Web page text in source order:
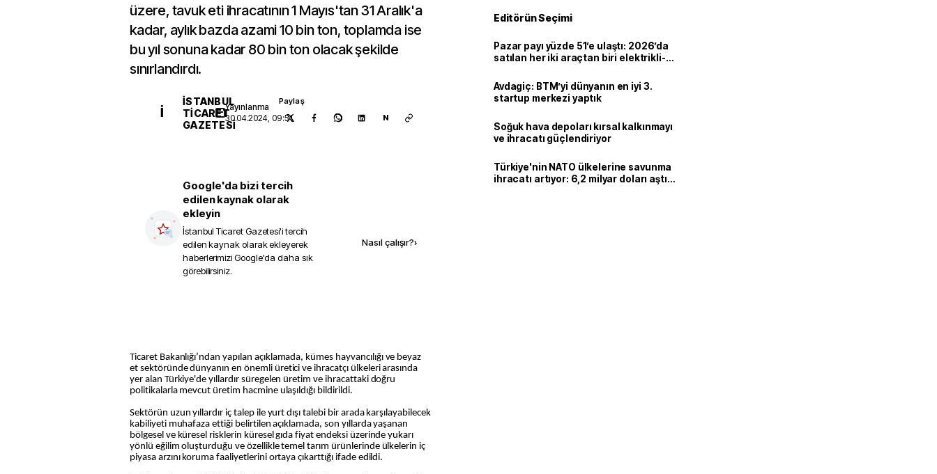
üzere, tavuk eti ihracatının 1 Mayıs'tan 31 Aralık'a
kadar, aylık bazda azami 10 bin ton, toplamda ise
bu yıl sonuna kadar 80 bin ton olacak şekilde
sınırlandırdı.
İ
İSTANBUL
TICARET
GAZETESI
Yayınlanma
30.04.2024, 09:51
Paylaş
N
Google'da bizi tercih
edilen kaynak olarak
ekleyin
İstanbul Ticaret Gazetesi'i tercih
edilen kaynak olarak ekleyerek
haberlerimizi Google'da daha sık
görebilirsiniz.
Nasıl çalışır?›
Ticaret Bakanlığı’ndan yapılan açıklamada, kümes hayvancılığı ve beyaz
et sektöründe dünyanın en önemli üretici ve ihracatçı ülkeleri arasında
yer alan Türkiye'de yıllardır süregelen üretim ve ihracattaki doğru
politikalarla mevcut üretim hacmine ulaşıldığı bildirildi.
Sektörün uzun yıllardır iç talep ile yurt dışı talebi bir arada karşılayabilecek
kabiliyeti muhafaza ettiği belirtilen açıklamada, son yıllarda yaşanan
bölgesel ve küresel risklerin küresel gıda fiyat endeksi üzerinde yukarı
yönlü eğilim oluşturduğu ve özellikle temel tarım ürünlerinde ülkelerin iç
piyasa arzını koruma faaliyetlerini ortaya çıkarttığı ifade edildi.
Editörün Seçimi
Pazar payı yüzde 51’e ulaştı: 2026’da
satılan her iki araçtan biri elektrikli-
Avdagiç: BTM’yi dünyanın en iyi 3.
startup merkezi yaptık
Soğuk hava depoları kırsal kalkınmayı
ve ihracatı güçlendiriyor
Türkiye'nin NATO ülkelerine savunma
ihracatı artıyor: 6,2 milyar doları aştı